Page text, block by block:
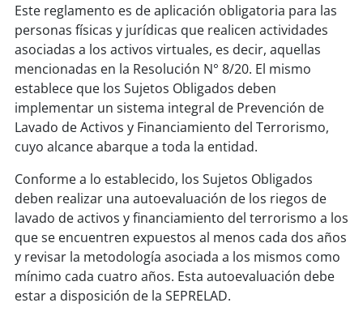
Este reglamento es de aplicación obligatoria para las
personas físicas y jurídicas que realicen actividades
asociadas a los activos virtuales, es decir, aquellas
mencionadas en la Resolución N° 8/20. El mismo
establece que los Sujetos Obligados deben
implementar un sistema integral de Prevención de
Lavado de Activos y Financiamiento del Terrorismo,
cuyo alcance abarque a toda la entidad.
Conforme a lo establecido, los Sujetos Obligados
deben realizar una autoevaluación de los riegos de
lavado de activos y financiamiento del terrorismo a los
que se encuentren expuestos al menos cada dos años
y revisar la metodología asociada a los mismos como
mínimo cada cuatro años. Esta autoevaluación debe
estar a disposición de la SEPRELAD.